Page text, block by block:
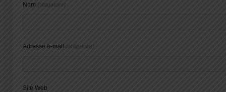
Nom (obligatoire)
Adresse e-mail (obligatoire)
Site Web